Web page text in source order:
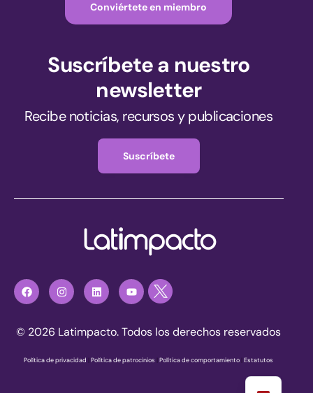
Conviértete en miembro
Suscríbete a nuestro
newsletter
Recibe noticias, recursos y publicaciones
Suscríbete
© 2026 Latimpacto. Todos los derechos reservados
Política de privacidad |Política de patrocinios |Política de comportamiento |Estatutos